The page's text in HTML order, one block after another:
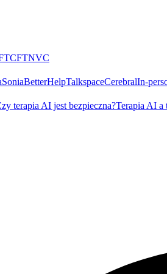
CFTNVC
SoniaBetterHelpTalkspaceCerebralIn-
terapia AI jest bezpieczna?Terapia AI a